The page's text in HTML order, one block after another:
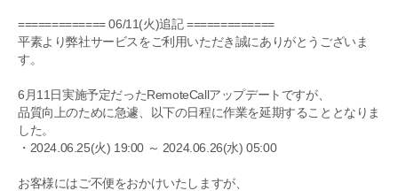
============= 06/11(火)追記 =============
平素より弊社サービスをご利用いただき誠にありがとうございま
す。
6月11日実施予定だったRemoteCallアップデートですが、
品質向上のために急遽、以下の日程に作業を延期することとなりま
した。
・2024.06.25(火) 19:00 ～ 2024.06.26(水) 05:00
お客様にはご不便をおかけいたしますが、